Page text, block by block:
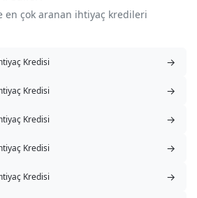
en çok aranan ihtiyaç kredileri
Kredisi →
Kredisi →
Kredisi →
Kredisi →
Kredisi →